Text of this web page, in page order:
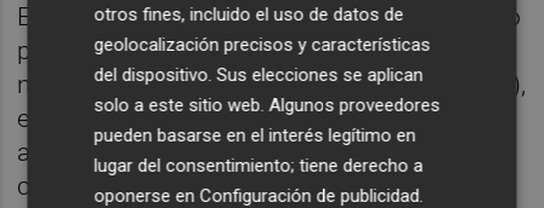
En caso de que el aforo finalmente aprobado
por las autoridades sanitarias sea inferior al
número de entradas vendidas (o reservadas),
el Circuit devolverá su importe a los
aficionados empezando por los últimos en
comprar.
otros fines, incluido el uso de datos de
geolocalización precisos y características
del dispositivo. Sus elecciones se aplican
solo a este sitio web. Algunos proveedores
pueden basarse en el interés legítimo en
lugar del consentimiento; tiene derecho a
oponerse enConfiguración de publicidad.